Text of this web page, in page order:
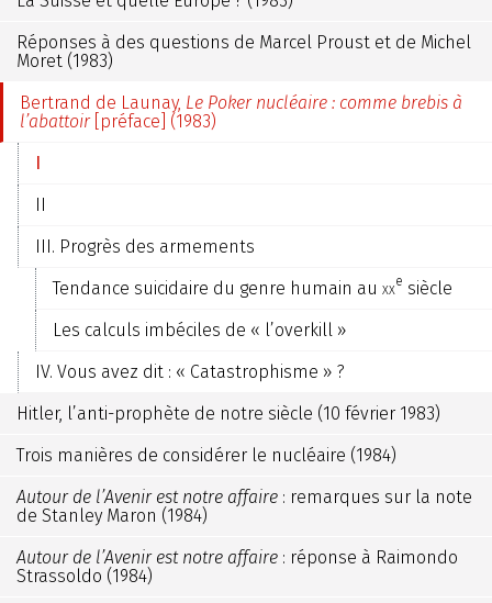
Réponses à des questions de Marcel Proust et de Michel
Moret (1983)
Bertrand de Launay, Le Poker nucléaire : comme brebis à
l’abattoir[préface] (1983)
I
II
III. Progrès des armements
Tendance suicidaire du genre humain au xxe siècle
Les calculs imbéciles de « l’overkill »
IV. Vous avez dit : « Catastrophisme » ?
Hitler, l’anti-prophète de notre siècle (10 février 1983)
Trois manières de considérer le nucléaire (1984)
Autour de l’Avenir est notre affaire : remarques sur la note
de Stanley Maron (1984)
Autour de l’Avenir est notre affaire : réponse à Raimondo
Strassoldo (1984)